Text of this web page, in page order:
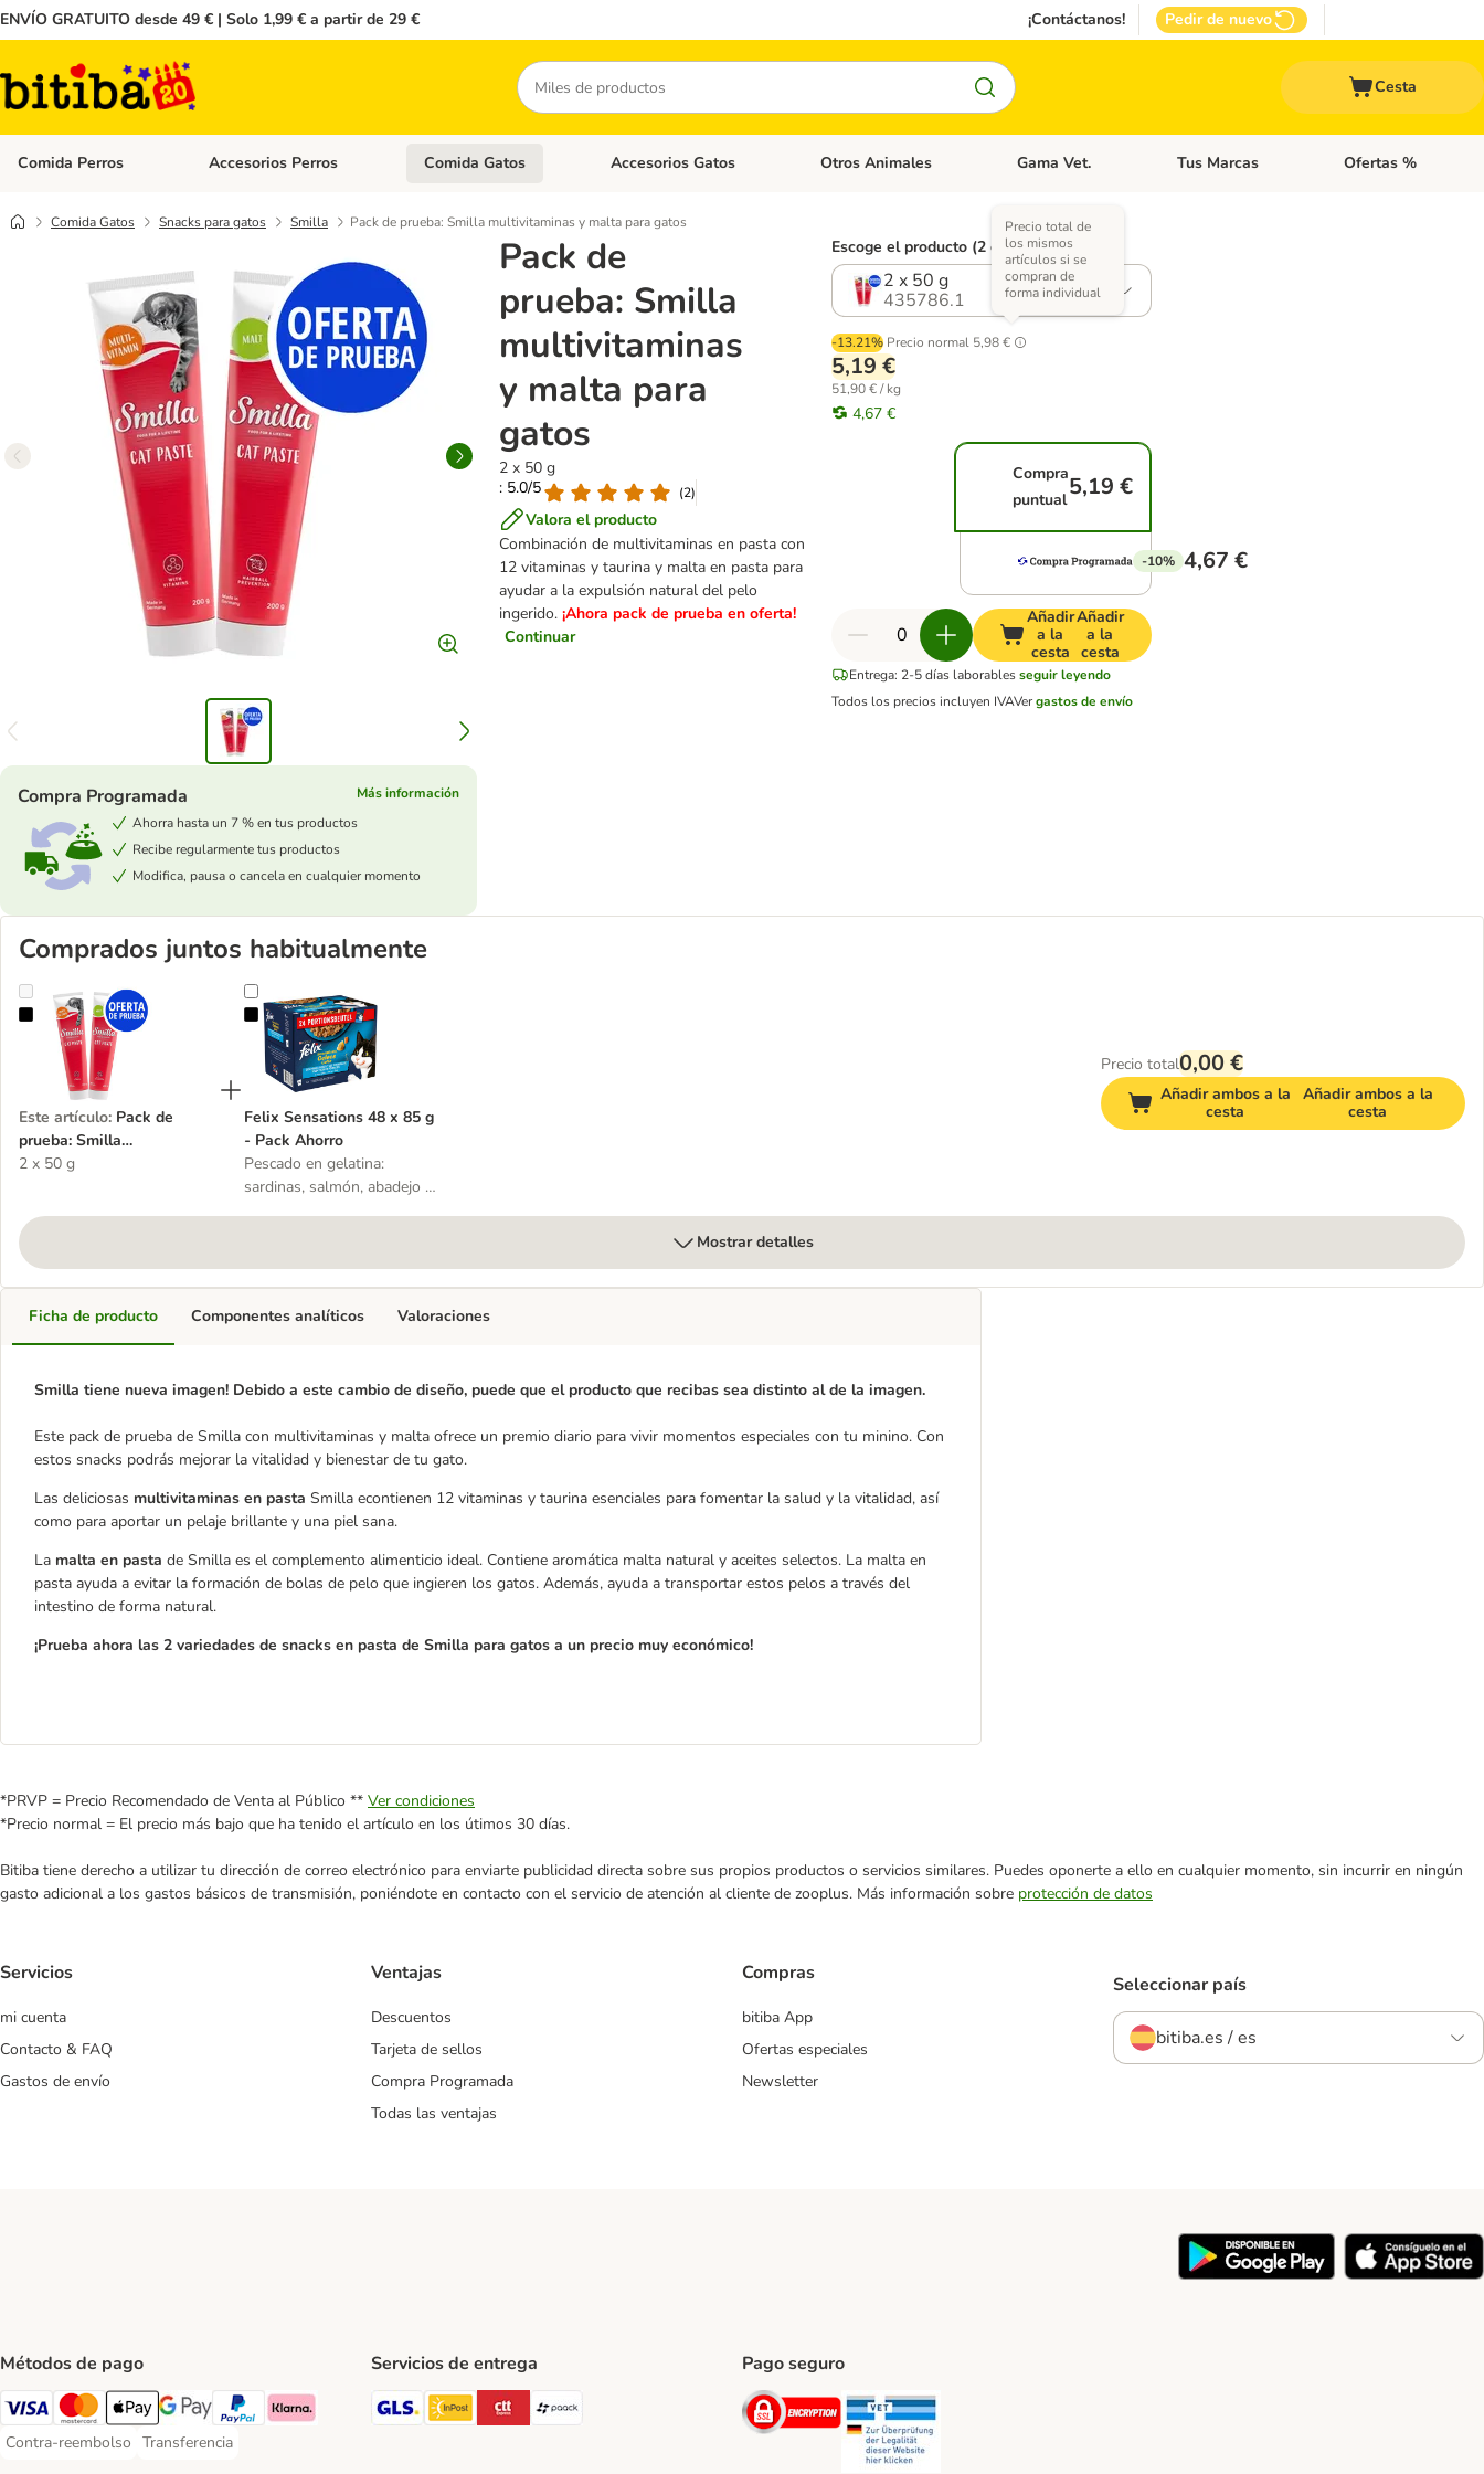
ENVÍO GRATUITO desde 49 € | Solo 1,99 € a partir de 29 € ¡Contáctanos! Pedir de nuevo
Buscar
Cesta
Comida Perros Menú de categoria abierto: Comida Perros
Accesorios Perros Menú de categoria abierto: Accesorios Perros
Comida Gatos Menú de categoria abierto: Comida Gatos
Accesorios Gatos Menú de categoria abierto: Accesorios Gatos
Otros Animales Menú de categoria abierto: Otros Animales
Gama Vet. Menú de categoria abierto: Gama Vet.
Tus Marcas Menú de categoria
Ofertas %
Comida Gatos Snacks para gatos Smilla Pack de prueba: Smilla multivitaminas y malta para gatos
Pack de
prueba: Smilla
multivitaminas
y malta para
gatos
2 x 50 g
: 5.0/5
(2)
Valora el producto
Combinación de multivitaminas en pasta con
12 vitaminas y taurina y malta en pasta para
ayudar a la expulsión natural del pelo
ingerido. ¡Ahora pack de prueba en oferta!
Continuar
Compra Programada
Más información
Ahorra hasta un 7 % en tus productos
Recibe regularmente tus productos
Modifica, pausa o cancela en cualquier momento
Escoge el producto (2 opciones)
2 x 50 g
435786.1
-13.21% Precio normal 5,98 €
Precio total de
los mismos
artículos si se
compran de
forma individual
5,19 €
51,90 € / kg
4,67 €
Compra
puntual5,19 €
-10% 4,67 €
Añadir
a la
cesta
Añadir
a la
cesta
Entrega: 2-5 días laborables seguir leyendo
Todos los precios incluyen IVAVergastos de envío
Comprados juntos habitualmente
Pack de prueba: Smilla multivitaminas y malta para gatos
Este artículo: Pack de
prueba: Smilla
multivitaminas y malta
2 x 50 g
Felix Sensations 48 x 85 g - Pack Ahorro
Felix Sensations 48 x 85 g
- Pack Ahorro
Pescado en gelatina:
sardinas, salmón, abadejo y
Precio total0,00 €
Añadir ambos a la
cesta
Añadir ambos a la
cesta
Mostrar detalles
Ficha de producto
Smilla tiene nueva imagen! Debido a este cambio de diseño, puede que el producto que recibas sea distinto al de la imagen.
Este pack de prueba de Smilla con multivitaminas y malta ofrece un premio diario para vivir momentos especiales con tu minino. Con
estos snacks podrás mejorar la vitalidad y bienestar de tu gato.
Las deliciosas multivitaminas en pasta Smilla econtienen 12 vitaminas y taurina esenciales para fomentar la salud y la vitalidad, así
como para aportar un pelaje brillante y una piel sana.
La malta en pasta de Smilla es el complemento alimenticio ideal. Contiene aromática malta natural y aceites selectos. La malta en
pasta ayuda a evitar la formación de bolas de pelo que ingieren los gatos. Además, ayuda a transportar estos pelos a través del
intestino de forma natural.
¡Prueba ahora las 2 variedades de snacks en pasta de Smilla para gatos a un precio muy económico!
Componentes analíticos Valoraciones
*PRVP = Precio Recomendado de Venta al Público ** Ver condiciones
*Precio normal = El precio más bajo que ha tenido el artículo en los útimos 30 días.
Bitiba tiene derecho a utilizar tu dirección de correo electrónico para enviarte publicidad directa sobre sus propios productos o servicios similares. Puedes oponerte a ello en cualquier momento, sin incurrir en ningún
gasto adicional a los gastos básicos de transmisión, poniéndote en contacto con el servicio de atención al cliente de zooplus. Más información sobre protección de datos
Servicios
mi cuenta
Contacto & FAQ
Gastos de envío
Ventajas
Descuentos
Tarjeta de sellos
Compra Programada
Todas las ventajas
Compras
bitiba App
Ofertas especiales
Newsletter
Seleccionar país
bitiba.es / es
Métodos de pago
Visa Payment Method
Mastercard Payment Method
Apple Pay Payment Method
Google Pay Payment Method
PayPal Payment Method
Klarna Payment Method
Contra-reembolso
Contra-reembolso Payment Method
Transferencia
Transferencia Payment Method
Servicios de entrega
GLS Shipping Method
InPost Shipping Method
CTTExpress Shipping Method
paack Shipping Method
Pago seguro
Security